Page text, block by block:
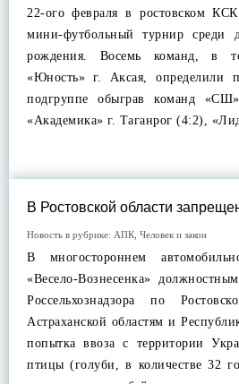
22-ого февраля в ростовском КСК
мини-футбольный турнир среди
рождения. Восемь команд,
«Юность» г. Аксая, определили
подгруппе обыграв команд
«Академика» г. Таганрог (4:2),
В Ростовской области
Новость в рубрике: АПК Человек и закон
В многостороннем
«Весело-Вознесенка»
Россельхознадзора по
Астраханской областям и
попытка ввоза с территории
птицы (голуби, в количестве 32